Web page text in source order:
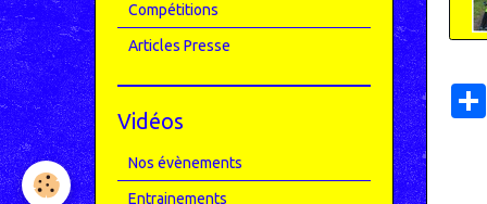
Compétitions
Articles Presse
Vidéos
Nos évènements
Entrainements